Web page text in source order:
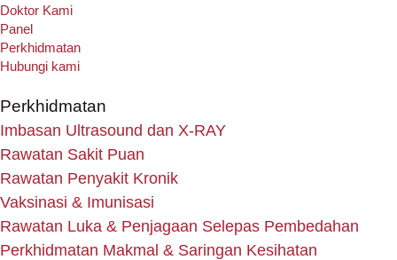
Doktor Kami
Panel
Perkhidmatan
Hubungi kami
Perkhidmatan
Imbasan Ultrasound dan X-RAY
Rawatan Sakit Puan
Rawatan Penyakit Kronik
Vaksinasi & Imunisasi
Rawatan Luka & Penjagaan Selepas Pembedahan
Perkhidmatan Makmal & Saringan Kesihatan